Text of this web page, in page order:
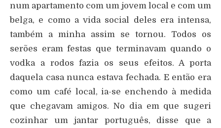
num apartamento com um jovem local e com um
belga, e como a vida social deles era intensa,
também a minha assim se tornou. Todos os
serões eram festas que terminavam quando o
vodka a rodos fazia os seus efeitos. A porta
daquela casa nunca estava fechada. E então era
como um café local, ia-se enchendo à medida
que chegavam amigos. No dia em que sugeri
cozinhar um jantar português, disse que a